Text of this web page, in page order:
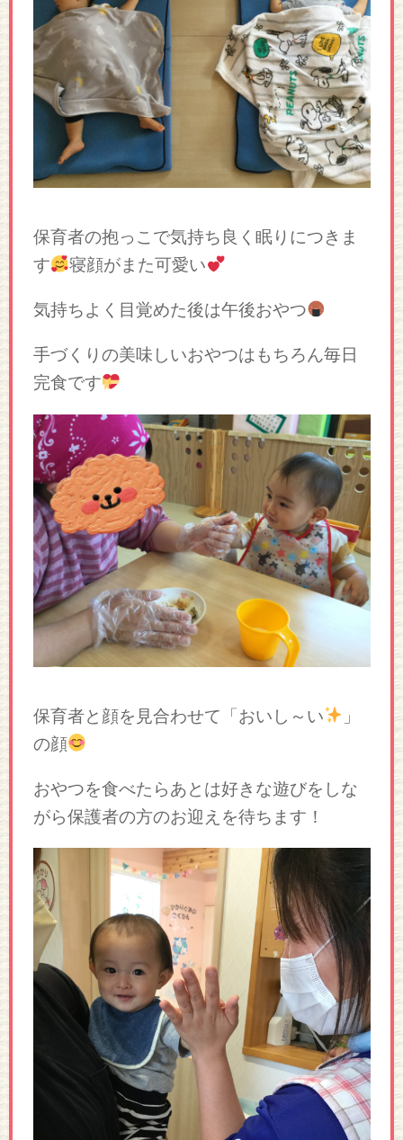
保育者の抱っこで気持ち良く眠りにつきま
す
寝顔がまた可愛い
気持ちよく目覚めた後は午後おやつ
手づくりの美味しいおやつはもちろん毎日
完食です
保育者と顔を見合わせて「おいし～い
」
の顔
おやつを食べたらあとは好きな遊びをしな
がら保護者の方のお迎えを待ちます！